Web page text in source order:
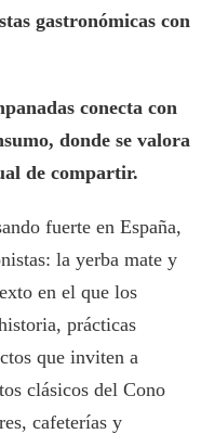
gastronómicas con
conecta con
donde se valora
de compartir.
fuerte en España,
la yerba mate y
en el que los
prácticas
que inviten a
clásicos del Cono
cafeterías y